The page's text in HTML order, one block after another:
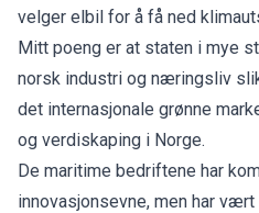
velger elbil for å få ned
Mitt poeng er at staten i mye
norsk industri og næringsliv
det internasjonale grønne
og verdiskaping i Norge.
De maritime bedriftene har
innovasjonsevne, men har